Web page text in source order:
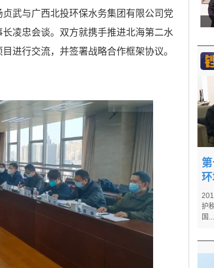
武与广西北投环保水务集团有限公司党
凌忠会谈。双方就携手推进北海第二水
进行交流，并签署战略合作框架协议。
护
国...